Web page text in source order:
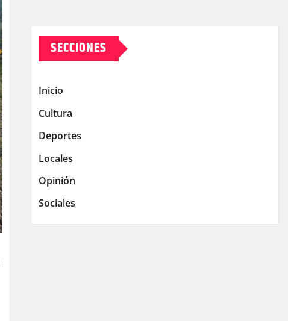
SECCIONES
Inicio
Cultura
Deportes
Locales
Opinión
Sociales